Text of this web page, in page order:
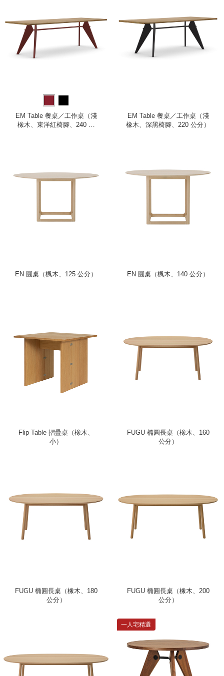
EM Table 餐桌／工作桌（淺
橡木、東洋紅椅腳、240 公
EM Table 餐桌／工作桌（淺
橡木、深黑椅腳、220 公分）
EN 圓桌（楓木、125 公分） EN 圓桌（楓木、140 公分）
Flip Table 摺疊桌（橡木、
小）
FUGU 橢圓長桌（橡木、160
公分）
FUGU 橢圓長桌（橡木、180
公分）
FUGU 橢圓長桌（橡木、200
公分）
一人宅精選